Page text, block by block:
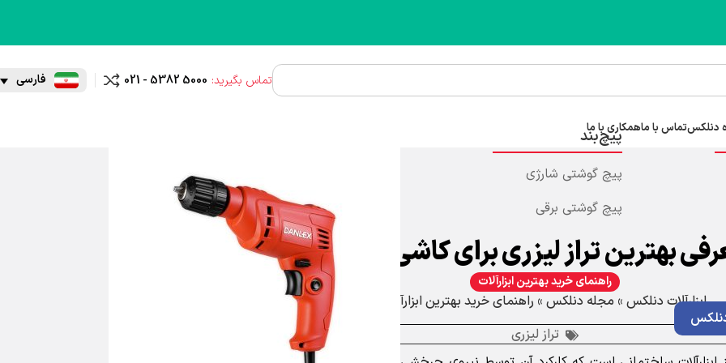
تماس بگیرید: 021 - 5382 5000 مقایسه فارسی
پیچ‌بند
پیچ گوشتی شارژی
پیچ گوشتی برقی
دنلکستماس با ما همکاری با ما
بهترین تراز لیزری برای کاشی کاری
راهنمای خرید بهترین ابزارآلات
ابزارآلات دنلکس» مجله دنلکس» راهنمای خرید بهترین ابزارآلات
تراز لیزری